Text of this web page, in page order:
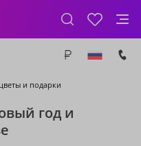
и подарки
год и